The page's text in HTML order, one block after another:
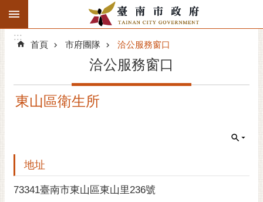
跳到主要內容區塊
搜
階
精彩府城
市府團隊
主題服務
:::
:::
首頁 市府團隊 洽公服務窗口
洽公服務窗口
東山區衛生所
地址
73341臺南市東山區東山里236號